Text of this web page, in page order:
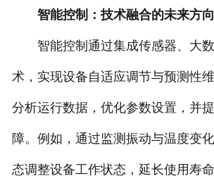
智能控制：技术融合的未来方向
智能控制通过集成传感器、大数
术，实现设备自适应调节与预测性
分析运行数据，优化参数设置，并
障。例如，通过监测振动与温度变
态调整设备工作状态，延长使用寿